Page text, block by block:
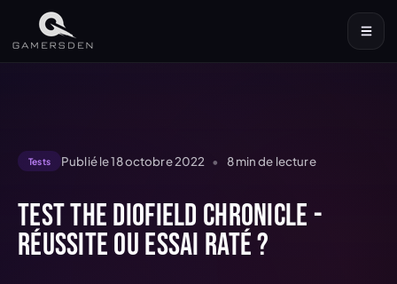
Tests Publié le18 octobre 2022 • 8min de lecture
Test The DioField Chronicle -
Réussite ou essai raté ?